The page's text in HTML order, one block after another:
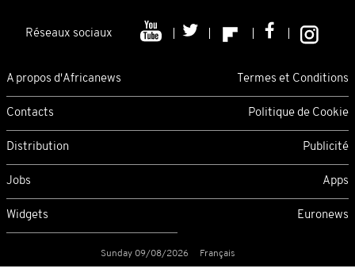
Réseaux sociaux
A propos d'Africanews Termes et Conditions
Contacts Politique de Cookie
Distribution Publicité
Jobs Apps
Widgets Euronews
Sunday 09/08/2026